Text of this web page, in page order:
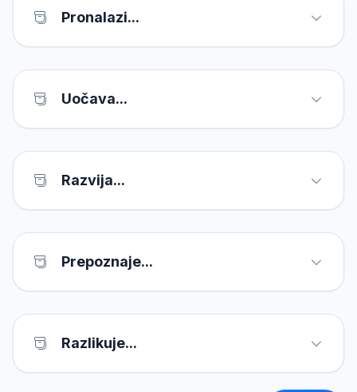
Pronalazi...
Uočava...
Razvija...
Prepoznaje...
Razlikuje...